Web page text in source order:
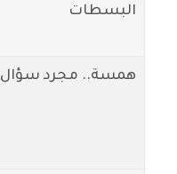
البسطات
همسة.. مجرد سؤال